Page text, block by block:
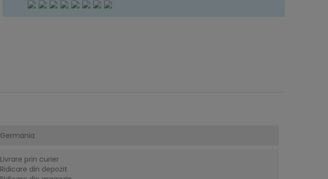
Germania
Livrare prin curier
Ridicare din depozit